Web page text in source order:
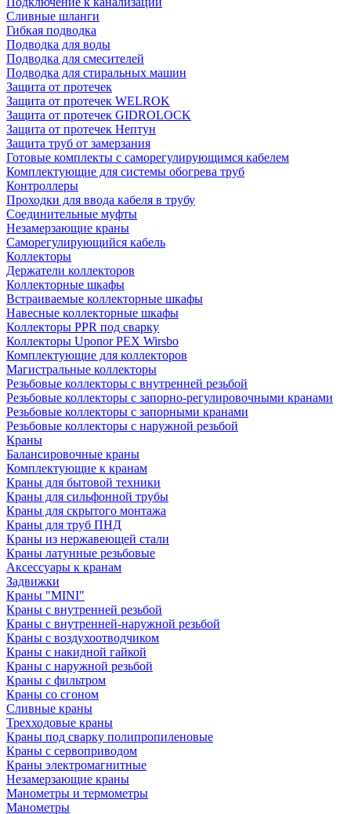
Сливные шланги
Гибкая подводка
Подводка для воды
Подводка для смесителей
Подводка для стиральных машин
Защита от протечек
Защита от протечек WELROK
Защита от протечек GIDROLOCK
Защита от протечек Нептун
Защита труб от замерзания
Готовые комплекты с саморегулирующимся кабелем
Комплектующие для системы обогрева труб
Контроллеры
Проходки для ввода кабеля в трубу
Соединительные муфты
Незамерзающие краны
Саморегулирующийся кабель
Коллекторы
Держатели коллекторов
Коллекторные шкафы
Встраиваемые коллекторные шкафы
Навесные коллекторные шкафы
Коллекторы PPR под сварку
Коллекторы Uponor PEX Wirsbo
Комплектующие для коллекторов
Магистральные коллекторы
Резьбовые коллекторы с внутренней резьбой
Резьбовые коллекторы с запорно-регулировочными кранами
Резьбовые коллекторы с запорными кранами
Резьбовые коллекторы с наружной резьбой
Краны
Балансировочные краны
Комплектующие к кранам
Краны для бытовой техники
Краны для сильфонной трубы
Краны для скрытого монтажа
Краны для труб ПНД
Краны из нержавеющей стали
Краны латунные резьбовые
Аксессуары к кранам
Задвижки
Краны "MINI"
Краны с внутренней резьбой
Краны с внутренней-наружной резьбой
Краны с воздухоотводчиком
Краны с накидной гайкой
Краны с наружной резьбой
Краны с фильтром
Краны со сгоном
Сливные краны
Трехходовые краны
Краны под сварку полипропиленовые
Краны с сервоприводом
Краны электромагнитные
Незамерзающие краны
Манометры и термометры
Манометры